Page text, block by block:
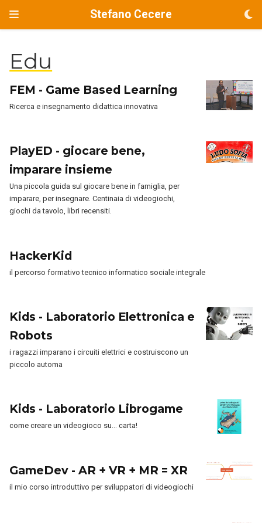
Stefano Cecere
Edu
FEM - Game Based Learning
Ricerca e insegnamento didattica innovativa
PlayED - giocare bene,
imparare insieme
Una piccola guida sul giocare bene in famiglia, per
imparare, per insegnare. Centinaia di videogiochi,
giochi da tavolo, libri recensiti.
HackerKid
il percorso formativo tecnico informatico sociale integrale
Kids - Laboratorio Elettronica e
Robots
i ragazzi imparano i circuiti elettrici e costruiscono un
piccolo automa
Kids - Laboratorio Librogame
come creare un videogioco su… carta!
GameDev - AR + VR + MR = XR
il mio corso introduttivo per sviluppatori di videogiochi